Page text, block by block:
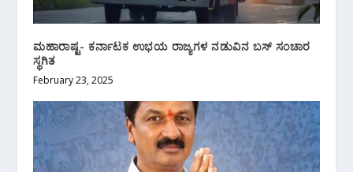
ಮಹಾರಾಷ್ಟ- ಕರ್ನಾಟಕ ಉಭಯ ರಾಜ್ಯಗಳ ನಡುವಿನ ಬಸ್ ಸಂಚಾರ
ಸ್ಥಗಿತ
February 23, 2025